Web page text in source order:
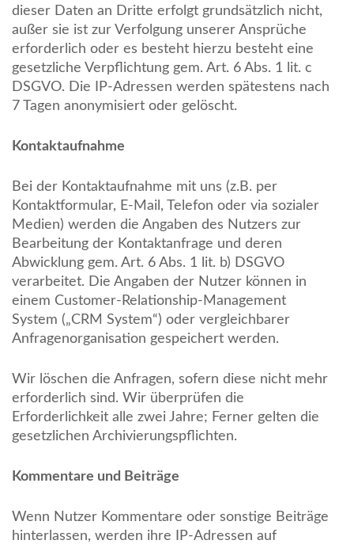
dieser Daten an Dritte erfolgt grundsätzlich nicht,
außer sie ist zur Verfolgung unserer Ansprüche
erforderlich oder es besteht hierzu besteht eine
gesetzliche Verpflichtung gem. Art. 6 Abs. 1 lit. c
DSGVO. Die IP-Adressen werden spätestens nach
7 Tagen anonymisiert oder gelöscht.
Kontaktaufnahme
Bei der Kontaktaufnahme mit uns (z.B. per
Kontaktformular, E-Mail, Telefon oder via sozialer
Medien) werden die Angaben des Nutzers zur
Bearbeitung der Kontaktanfrage und deren
Abwicklung gem. Art. 6 Abs. 1 lit. b) DSGVO
verarbeitet. Die Angaben der Nutzer können in
einem Customer-Relationship-Management
System („CRM System“) oder vergleichbarer
Anfragenorganisation gespeichert werden.
Wir löschen die Anfragen, sofern diese nicht mehr
erforderlich sind. Wir überprüfen die
Erforderlichkeit alle zwei Jahre; Ferner gelten die
gesetzlichen Archivierungspflichten.
Kommentare und Beiträge
Wenn Nutzer Kommentare oder sonstige Beiträge
hinterlassen, werden ihre IP-Adressen auf